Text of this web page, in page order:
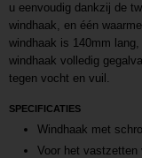
u eenvoudig dankzij de
windhaak, en één
windhaak is 140mm
windhaak volledig
tegen vocht en vuil.
SPECIFICATIES
Windhaak met
Voor het vastzetten